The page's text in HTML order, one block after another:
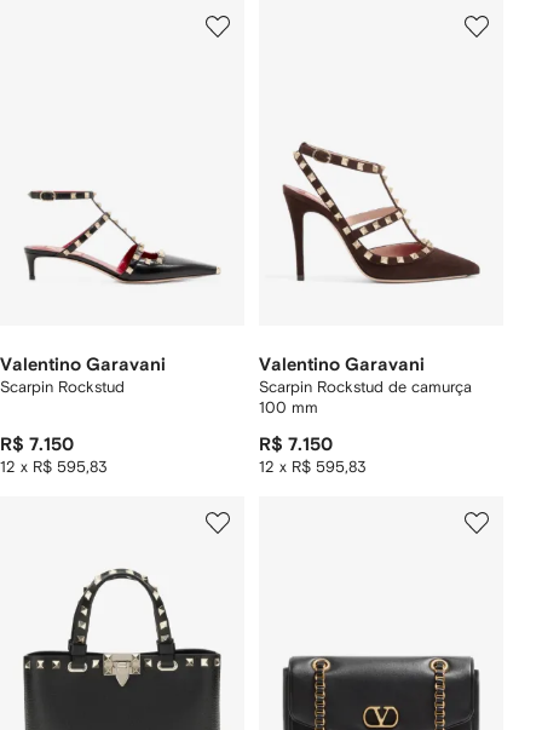
Valentino Garavani
Scarpin Rockstud
R$ 7.150
12 x R$ 595,83
Valentino Garavani
Scarpin Rockstud de camurça
100 mm
R$ 7.150
12 x R$ 595,83